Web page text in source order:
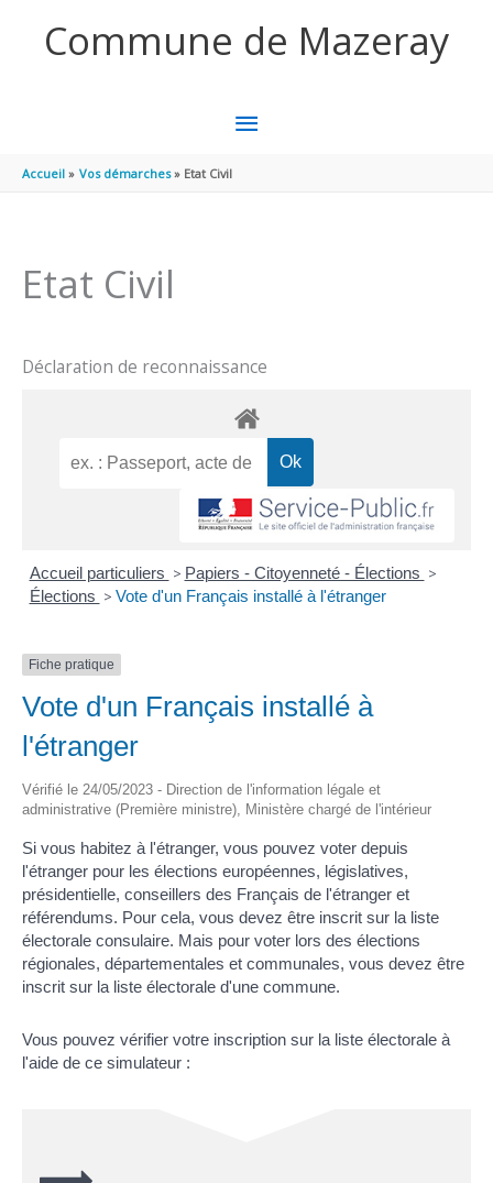
Commune de Mazeray
MENU
PRINCIPAL
Accueil Vos démarches Etat Civil
Etat Civil
Déclaration de reconnaissance
Accueil particuliers > Papiers - Citoyenneté - Élections >
Élections > Vote d'un Français installé à l'étranger
Fiche pratique
Vote d'un Français installé à
l'étranger
Vérifié le 24/05/2023 - Direction de l'information légale et
administrative (Première ministre), Ministère chargé de l'intérieur
Si vous habitez à l'étranger, vous pouvez voter depuis
l'étranger pour les élections européennes, législatives,
présidentielle, conseillers des Français de l'étranger et
référendums. Pour cela, vous devez être inscrit sur la liste
électorale consulaire. Mais pour voter lors des élections
régionales, départementales et communales, vous devez être
inscrit sur la liste électorale d'une commune.
Vous pouvez vérifier votre inscription sur la liste électorale à
l'aide de ce simulateur :